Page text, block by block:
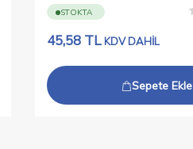
STOKTA
45,58 TL KDV DAHİL
Sepete Ekle